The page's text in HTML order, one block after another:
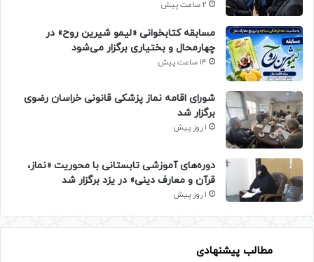
2 ساعت پیش
مسابقه کتابخوانی «لیمو شیرین روح» در
چهارمحال و بختیاری برگزار می‌شود
14 ساعت پیش
شورای اقامه نماز پزشکی قانونی خراسان رضوی
برگزار شد
1 روز پیش
دوره‌های آموزشی تابستانی با محوریت «نماز،
قرآن و معارف دینی» در یزد برگزار شد
1 روز پیش
مطالب پیشنهادی